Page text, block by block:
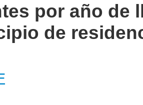
por año de
de